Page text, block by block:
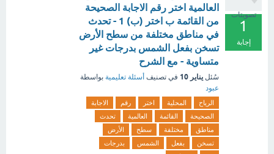
تصويتات
1
إجابة
العالمية اختر رقم الاجابة الصحيحة
من القائمة ب اختر (ب) 1 - تحدث
في مناطق مختلفة من سطح الأرض
تسخن بفعل الشمس بدرجات غير
متساوية - مع الشرح
سُئل يناير 10 في تصنيف أسئلة تعليمية بواسطة
عبود
الرياح المحلية اختر رقم
الاجابة
الصحيحة
القائمة العالمية
تحدث
مناطق
مختلفة سطح
الأرض
تسخن
بفعل الشمس
بدرجات